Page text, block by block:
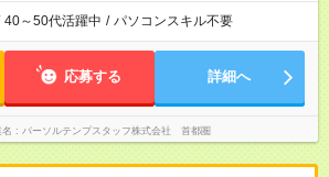
40～50代活躍中 / パソコンスキル不要
応募する 詳細へ
パーソルテンプスタッフ株式会社 首都圏